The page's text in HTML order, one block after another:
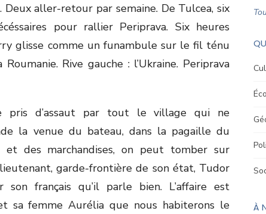
Deux aller-retour par semaine. De Tulcea, six
pour rallier Periprava. Six heures
glisse comme un funambule sur le fil ténu
Rive gauche : l’Ukraine. Periprava
pris d’assaut par tout le village qui ne
la venue du bateau, dans la pagaille du
et des marchandises, on peut tomber sur
garde-frontière de son état, Tudor
son français qu’il parle bien. L’affaire est
sa femme Aurélia que nous habiterons le
À